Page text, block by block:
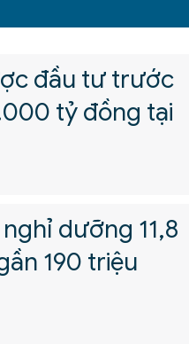
đầu tư trước
tỷ đồng tại
dưỡng 11,8
190 triệu